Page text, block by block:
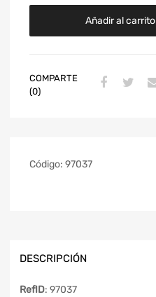
Añadir al carrito
COMPARTE
(0)
Código: 97037
DESCRIPCIÓN
RefID: 97037